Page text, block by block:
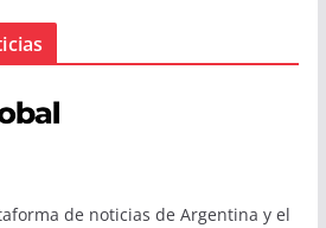
de noticias de Argentina y el